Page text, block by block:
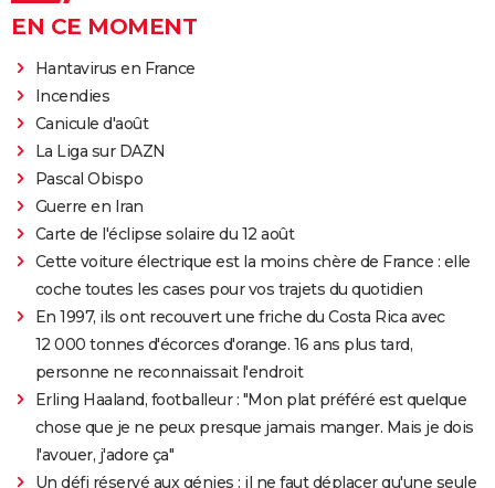
EN CE MOMENT
Hantavirus en France
Incendies
Canicule d'août
La Liga sur DAZN
Pascal Obispo
Guerre en Iran
Carte de l'éclipse solaire du 12 août
Cette voiture électrique est la moins chère de France : elle
coche toutes les cases pour vos trajets du quotidien
En 1997, ils ont recouvert une friche du Costa Rica avec
12 000 tonnes d'écorces d'orange. 16 ans plus tard,
personne ne reconnaissait l'endroit
Erling Haaland, footballeur : "Mon plat préféré est quelque
chose que je ne peux presque jamais manger. Mais je dois
l'avouer, j'adore ça"
Un défi réservé aux génies : il ne faut déplacer qu'une seule